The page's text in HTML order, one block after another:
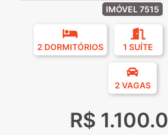
IMÓVEL 7515
2 DORMITÓRIOS 1 SUÍTE
2 VAGAS
R$